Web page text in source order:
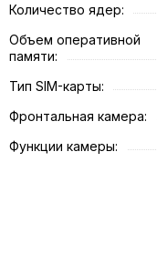
Количество ядер:
Объем оперативной
памяти:
Тип SIM-карты:
Фронтальная камера:
Функции камеры: